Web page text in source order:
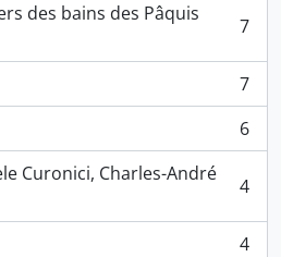
des bains des Pâquis
7
7
6
Curonici, Charles-André
4
4